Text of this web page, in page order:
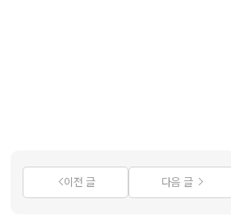
이전 글 다음 글